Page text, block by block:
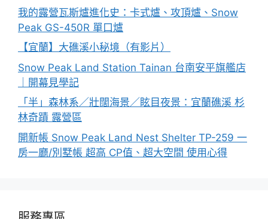
我的露營瓦斯爐進化史：卡式爐、攻頂爐、Snow
Peak GS-450R 單口爐
【宜蘭】大礁溪小秘境（有影片）
Snow Peak Land Station Tainan 台南安平旗艦店
｜開幕見學記
「半」森林系／壯闊海景／眩目夜景：宜蘭礁溪 杉
林奇蹟 露營區
開新帳 Snow Peak Land Nest Shelter TP-259 一
房一廳/別墅帳 超高 CP值、超大空間 使用心得